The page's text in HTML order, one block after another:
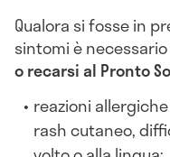
Qualora si fosse in
sintomi è necessario
o recarsi al Pronto
reazioni
rash cutaneo,